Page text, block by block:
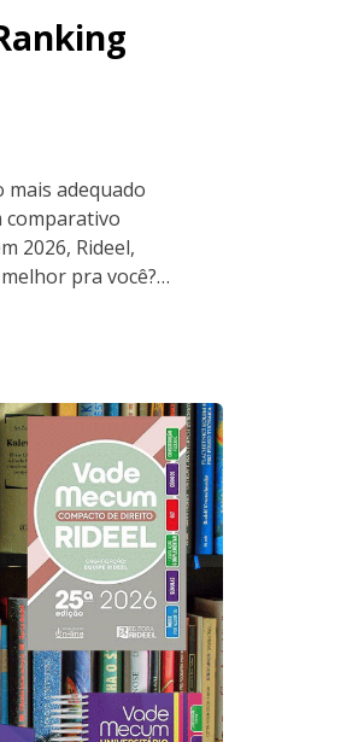
adequado
comparativo
2026, Rideel,
pra você?…